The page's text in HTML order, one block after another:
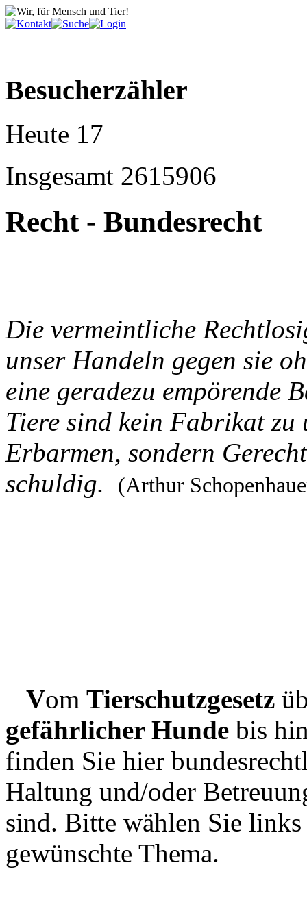
Besucherzähler
Heute 17
Insgesamt 2615906
Recht - Bundesrecht
Die vermeintliche
unser Handeln gegen sie
eine geradezu empörende
Tiere sind kein Fabrikat zu
Erbarmen, sondern
schuldig.
(Arthur
Vom Tierschutzgesetz
gefährlicher Hunde bis
finden Sie hier
Haltung und/oder
sind. Bitte wählen Sie
gewünschte Thema.